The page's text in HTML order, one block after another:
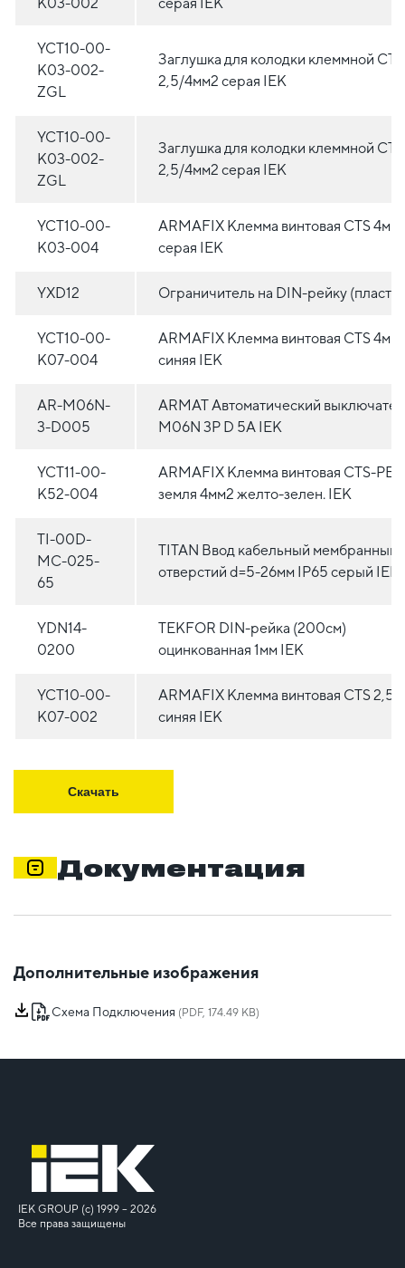
YCT10-00-
K03-002-
ZGL
Заглушка для колодки клеммной CTS
2,5/4мм2 серая IEK
YCT10-00-
K03-002-
ZGL
Заглушка для колодки клеммной CTS
2,5/4мм2 серая IEK
YCT10-00-
K03-004
ARMAFIX Клемма винтовая CTS
серая IEK
YXD12 Ограничитель на DIN-рейку
YCT10-00-
K07-004
ARMAFIX Клемма винтовая CTS
синяя IEK
AR-M06N-
3-D005
ARMAT Автоматический
M06N 3P D 5А IEK
YCT11-00-
K52-004
ARMAFIX Клемма винтовая CTS-PEN
земля 4мм2 желто-зелен. IEK
TI-00D-
MC-025-
65
TITAN Ввод кабельный мембранный
отверстий d=5-26мм IP65 серый IEK
YDN14-
0200
TEKFOR DIN-рейка (200см)
оцинкованная 1мм IEK
YCT10-00-
K07-002
ARMAFIX Клемма винтовая CTS
синяя IEK
Скачать
Документация
Дополнительные изображения
Схема Подключения (PDF, 174.49 KB)
IEK GROUP (c) 1999 – 2026
Все права защищены